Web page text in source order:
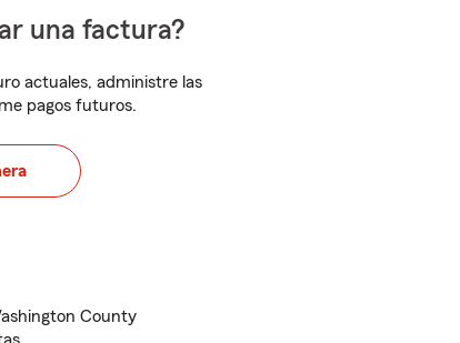
una factura?
actuales, administre las
pagos futuros.
County